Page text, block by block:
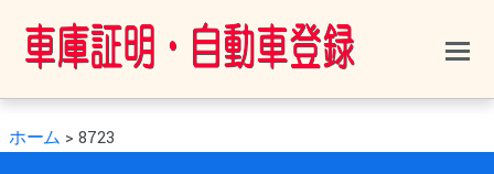
ホーム > 8723